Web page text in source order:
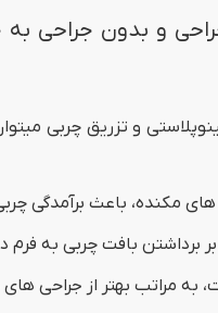
و بدون جراحی
و تزریق چربی
مکنده، باعث برآمدگی
بر برداشتن بافت چربی به
مراتب بهتر از جراحی های